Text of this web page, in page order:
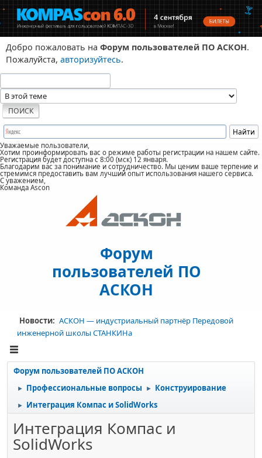
Добро пожаловать на Форум пользователей ПО АСКОН.
Пожалуйста, авторизуйтесь.
Уважаемые пользователи,
Хотим проинформировать вас о режиме работы регистрации на нашем сайте.
Регистрация будет доступна с 8:00 (мск) 12 января.
Благодарим вас за понимание и сотрудничество. Мы ценим ваше терпение и
стремимся предоставить вам лучший опыт использования нашего сервиса.
С уважением,
Команда Ascon
Форум
пользователей ПО
АСКОН
Новости: АСКОН — индустриальный партнёр Передовой
инженерной школы СТАНКИНа
Форум пользователей ПО АСКОН
► Профессиональные вопросы ► Конструирование
► Интеграция Компас и SolidWorks
Интеграция Компас и
SolidWorks